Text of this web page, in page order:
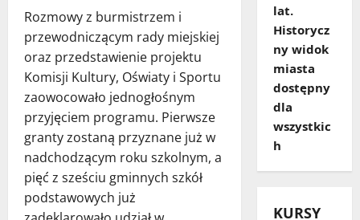
Rozmowy z burmistrzem i
przewodniczącym rady miejskiej
oraz przedstawienie projektu
Komisji Kultury, Oświaty i Sportu
zaowocowało jednogłośnym
przyjęciem programu. Pierwsze
granty zostaną przyznane już w
nadchodzącym roku szkolnym, a
pięć z sześciu gminnych szkół
podstawowych już
lat.
Historycz
ny widok
miasta
dostępny
dla
wszystkic
h
KURSY